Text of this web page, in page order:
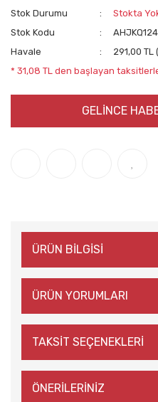
Stok Durumu
Stokta
Stok Kodu
AHJKQ124
Havale
291,00
* 31,08 TL den başlayan
GELİNCE
ÜRÜN BİLGİSİ
ÜRÜN YORUMLARI
TAKSİT SEÇENEKLERİ
ÖNERİLERİNİZ